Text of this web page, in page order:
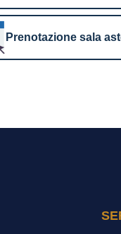
Prenotazione sala